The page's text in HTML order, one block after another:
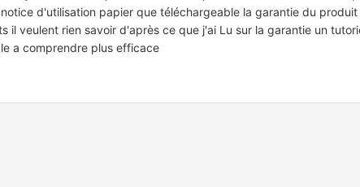
d'utilisation papier que téléchargeable la garantie du
veulent rien savoir d'après ce que j'ai Lu sur la garantie un
a comprendre plus efficace